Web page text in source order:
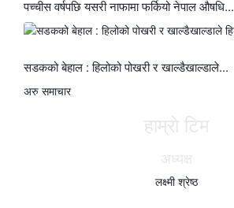
पच्चीस वर्षपछि यसरी नाफामा फर्कियो नेपाल औषधि...
सडकको बेहाल : हिलोको पोखरी र खाल्डैखाल्डाले...
अरु समाचार
हाम्राे टिम
अध्यक्ष
लक्ष्मी श्रेष्ठ